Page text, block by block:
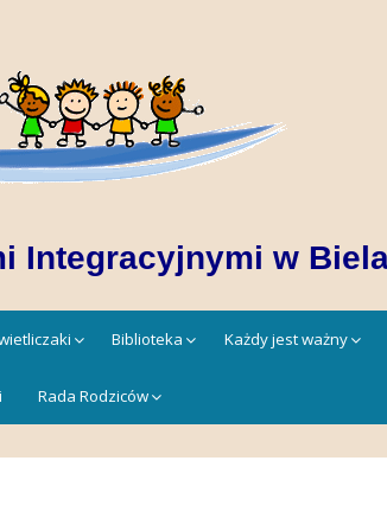
Integracyjnymi w
Biblioteka Każdy jest ważny
Rada Rodziców